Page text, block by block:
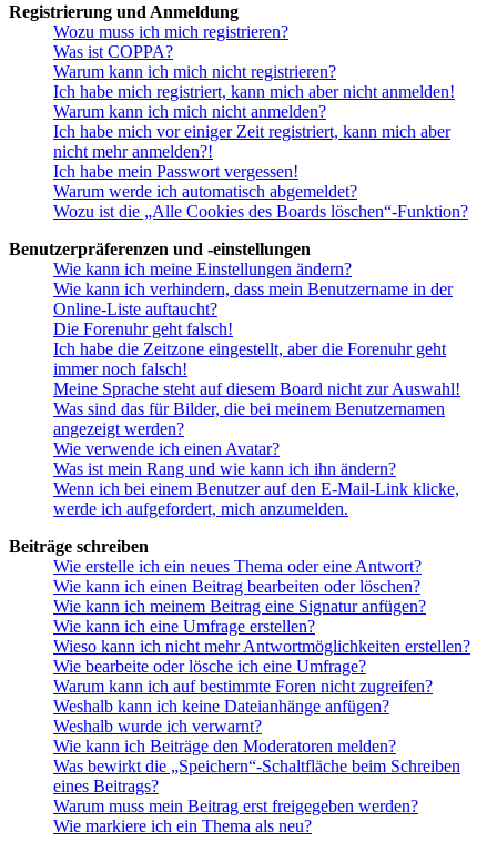
Registrierung und Anmeldung
Wozu muss ich mich registrieren?
Was ist COPPA?
Warum kann ich mich nicht registrieren?
Ich habe mich registriert, kann mich aber nicht anmelden!
Warum kann ich mich nicht anmelden?
Ich habe mich vor einiger Zeit registriert, kann mich aber
nicht mehr anmelden?!
Ich habe mein Passwort vergessen!
Warum werde ich automatisch abgemeldet?
Wozu ist die „Alle Cookies des Boards löschen“-Funktion?
Benutzerpräferenzen und -einstellungen
Wie kann ich meine Einstellungen ändern?
Wie kann ich verhindern, dass mein Benutzername in der
Online-Liste auftaucht?
Die Forenuhr geht falsch!
Ich habe die Zeitzone eingestellt, aber die Forenuhr geht
immer noch falsch!
Meine Sprache steht auf diesem Board nicht zur Auswahl!
Was sind das für Bilder, die bei meinem Benutzernamen
angezeigt werden?
Wie verwende ich einen Avatar?
Was ist mein Rang und wie kann ich ihn ändern?
Wenn ich bei einem Benutzer auf den E-Mail-Link klicke,
werde ich aufgefordert, mich anzumelden.
Beiträge schreiben
Wie erstelle ich ein neues Thema oder eine Antwort?
Wie kann ich einen Beitrag bearbeiten oder löschen?
Wie kann ich meinem Beitrag eine Signatur anfügen?
Wie kann ich eine Umfrage erstellen?
Wieso kann ich nicht mehr Antwortmöglichkeiten erstellen?
Wie bearbeite oder lösche ich eine Umfrage?
Warum kann ich auf bestimmte Foren nicht zugreifen?
Weshalb kann ich keine Dateianhänge anfügen?
Weshalb wurde ich verwarnt?
Wie kann ich Beiträge den Moderatoren melden?
Was bewirkt die „Speichern“-Schaltfläche beim Schreiben
eines Beitrags?
Warum muss mein Beitrag erst freigegeben werden?
Wie markiere ich ein Thema als neu?